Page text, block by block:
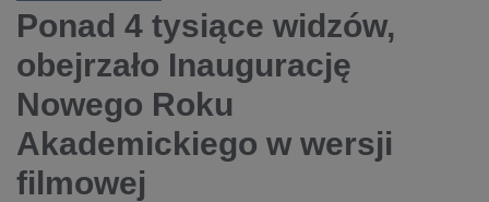
Ponad 4 tysiące widzów,
obejrzało Inaugurację
Nowego Roku
Akademickiego w wersji
filmowej